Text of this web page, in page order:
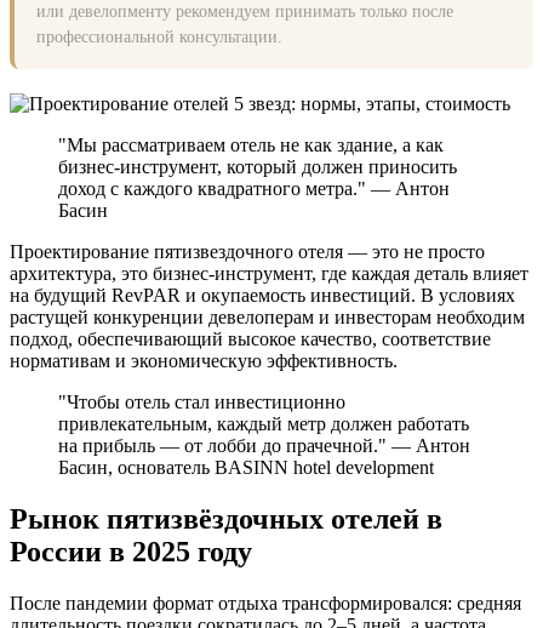
или девелопменту рекомендуем принимать только после
профессиональной консультации.
"Мы рассматриваем отель не как здание, а как
бизнес-инструмент, который должен приносить
доход с каждого квадратного метра." — Антон
Басин
Проектирование пятизвездочного отеля — это не просто
архитектура, это бизнес-инструмент, где каждая деталь влияет
на будущий RevPAR и окупаемость инвестиций. В условиях
растущей конкуренции девелоперам и инвесторам необходим
подход, обеспечивающий высокое качество, соответствие
нормативам и экономическую эффективность.
"Чтобы отель стал инвестиционно
привлекательным, каждый метр должен работать
на прибыль — от лобби до прачечной." — Антон
Басин, основатель BASINN hotel development
Рынок пятизвёздочных отелей в
России в 2025 году
После пандемии формат отдыха трансформировался: средняя